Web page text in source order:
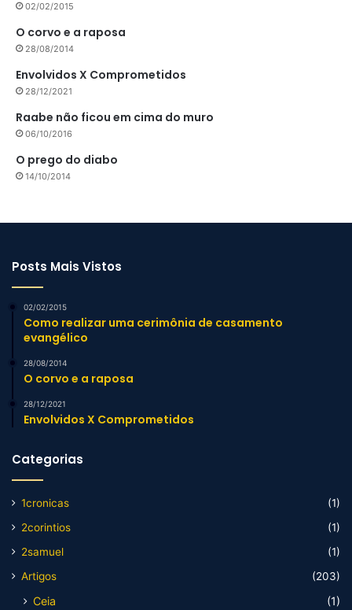
02/02/2015
O corvo e a raposa
28/08/2014
Envolvidos X Comprometidos
28/12/2021
Raabe não ficou em cima do muro
06/10/2016
O prego do diabo
14/10/2014
Posts Mais Vistos
02/02/2015
Como realizar uma cerimônia de casamento
evangélico
28/08/2014
O corvo e a raposa
28/12/2021
Envolvidos X Comprometidos
Categorias
1cronicas
(1)
2corintios
(1)
2samuel
(1)
Artigos
(203)
Ceia
(1)